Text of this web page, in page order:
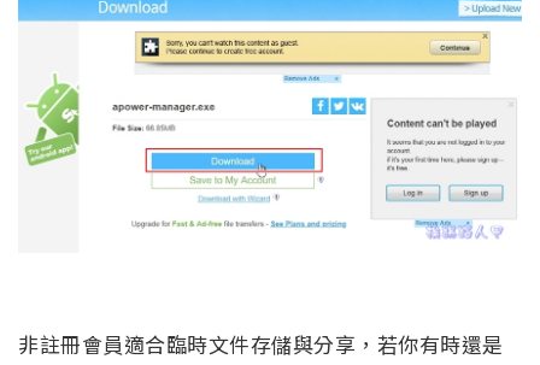
非註冊會員適合臨時文件存儲與分享，若你有時還是